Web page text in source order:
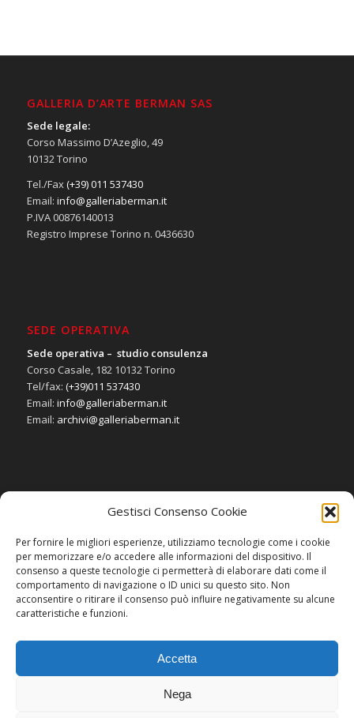
Gestisci Consenso Cookie
Per fornire le migliori esperienze, utilizziamo tecnologie come i cookie
per memorizzare e/o accedere alle informazioni del dispositivo. Il
consenso a queste tecnologie ci permetterà di elaborare dati come il
comportamento di navigazione o ID unici su questo sito. Non
acconsentire o ritirare il consenso può influire negativamente su alcune
caratteristiche e funzioni.
Accetta
Nega
GALLERIA D’ARTE BERMAN SAS
Sede legale:
Corso Massimo D’Azeglio, 49
10132 Torino
Tel./Fax(+39) 011 537430
Email: info@galleriaberman.it
P.IVA 00876140013
Registro Imprese Torino n. 0436630
SEDE OPERATIVA
Sede operativa – studio consulenza
Corso Casale, 182 10132 Torino
Tel/fax: (+39)011 537430
Email: info@galleriaberman.it
Email: archivi@galleriaberman.it